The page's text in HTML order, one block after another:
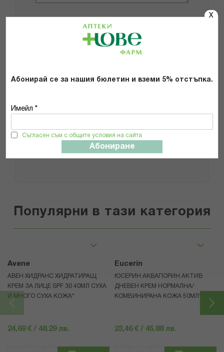
X
Абонирай се за нашия бюлетин и вземи 5% отстъпка.
Имейл *
Съгласен съм с общите условия на сайта
Абониране
Добави снимки
Прочетох и се съгласявам с
поверителност
ИЗПРАТИ
Популярни в тази категория
Avene
АВЕН ХИДРАНС ХИДРАТИРАЩ
КРЕМ ЗА ЛИЦЕ SPF 30 40МЛ СУХА
И МНОГО СУХА КОЖА*
24,69 € / 48.29 лв.
Eucerin
ЮСЕРИН АКВАПОРИН АКТИВ
ДНЕВЕН КРЕМ НОРМАЛНА/
КОМБИНИРАНА КОЖА 50МЛ*
23,46 € / 45.88 лв.